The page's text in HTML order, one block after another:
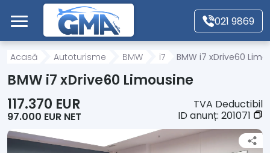
Mergi direct la conținutul principal
021 9869
Acasă
Acasă Autoturisme BMW i7 BMW i7 xDrive60
BMW i7 xDrive60 Limousine
117.370 EUR
97.000 EUR NET
TVA Deductibil
ID anunț: 201071